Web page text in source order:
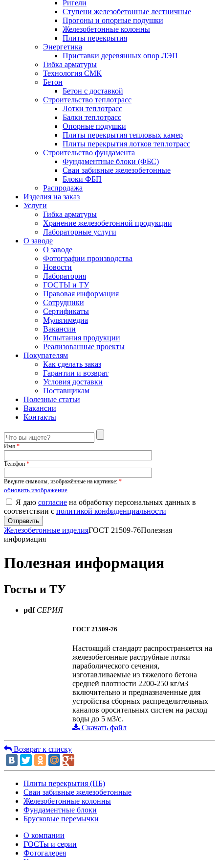
Ригели
Ступени железобетонные лестничные
Прогоны и опорные подушки
Железобетонные колонны
Плиты перекрытия
Энергетика
Приставки деревянных опор ЛЭП
Гибка арматуры
Технология СМК
Бетон
Бетон с доставкой
Строительство теплотрасс
Лотки теплотрасс
Балки теплотрасс
Опорные подушки
Плиты перекрытия тепловых камер
Плиты перекрытия лотков теплотрасс
Строительство фундамента
Фундаментные блоки (ФБС)
Сваи забивные железобетонные
Блоки ФБП
Распродажа
Изделия на заказ
Услуги
Гибка арматуры
Хранение железобетонной продукции
Лабораторные услуги
О заводе
О заводе
Фотографии производства
Новости
Лаборатория
ГОСТЫ и ТУ
Правовая информация
Сотрудники
Сертификаты
Мультимедиа
Вакансии
Испытания продукции
Реализованные проекты
Покупателям
Как сделать заказ
Гарантии и возврат
Условия доставки
Поставщикам
Полезные статьи
Вакансии
Контакты
Имя *
Телефон *
Введите символы, изображённые на картинке: *
обновить изображение
Я даю согласие на обработку персональных данных в
соответствии с политикой конфиденциальности
Железобетонные изделияГОСТ 21509-76Полезная
информация
Полезная информация
Госты и ТУ
pdf СЕРИЯ
ГОСТ 21509-76
Настоящий стандарт распространяется на
железобетонные раструбные лотки
параболического сечения,
изготавливаемые из тяжелого бетона
средней плотности 2200-250 кг/м3
включительно и предназначенные для
устройства сборных распределительных
каналов оросительных систем на расход
воды до 5 м3/с.
Скачать файл
Возврат к списку
Плиты перекрытия (ПБ)
Сваи забивные железобетонные
Железобетонные колонны
Фундаментные блоки
Брусковые перемычки
О компании
ГОСТы и серии
Фотогалерея